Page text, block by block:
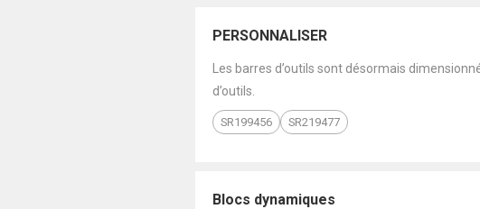
PERSONNALISER
Les barres d’outils sont désormais
d’outils.
SR199456 SR219477
Blocs dynamiques